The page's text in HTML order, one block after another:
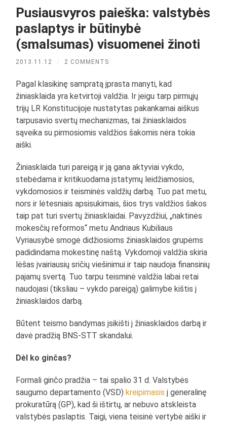
Pusiausvyros paieška: valstybės
paslaptys ir būtinybė
(smalsumas) visuomenei žinoti
2013.11.12 / 2 COMMENTS
Pagal klasikinę sampratą įprasta manyti, kad
žiniasklaida yra ketvirtoji valdžia. Ir jeigu tarp pirmųjų
trijų LR Konstitucijoje nustatytas pakankamai aiškus
tarpusavio svertų mechanizmas, tai žiniasklaidos
sąveika su pirmosiomis valdžios šakomis nėra tokia
aiški.
Žiniasklaida turi pareigą ir ją gana aktyviai vykdo,
stebėdama ir kritikuodama įstatymų leidžiamosios,
vykdomosios ir teisminės valdžių darbą. Tuo pat metu,
nors ir lėtesniais apsisukimais, šios trys valdžios šakos
taip pat turi svertų žiniasklaidai. Pavyzdžiui, „naktinės
mokesčių reformos“ metu Andriaus Kubiliaus
Vyriausybė smogė didžiosioms žiniasklaidos grupėms
padidindama mokestinę naštą. Vykdomoji valdžia skiria
lėšas įvairiausių sričių viešinimui ir taip naudoja finansinių
pajamų svertą. Tuo tarpu teisminė valdžia labai retai
naudojasi (tiksliau – vykdo pareigą) galimybe kištis į
žiniasklaidos darbą.
Būtent teismo bandymas įsikišti į žiniasklaidos darbą ir
davė pradžią BNS-STT skandalui.
Dėl ko ginčas?
Formali ginčo pradžia – tai spalio 31 d. Valstybės
saugumo departamento (VSD)kreipimasis į generalinę
prokuratūrą (GP), kad ši ištirtų, ar nebuvo atskleista
valstybės paslaptis. Taigi, viena teisinė vertybė aiški ir